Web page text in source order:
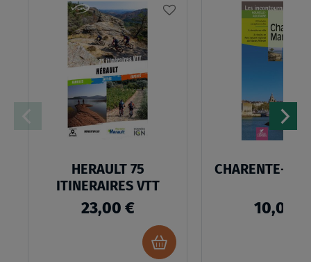
HERAULT 75
ITINERAIRES VTT
23,00 €
Ajouter
au
CHARENTE-
10,00 €